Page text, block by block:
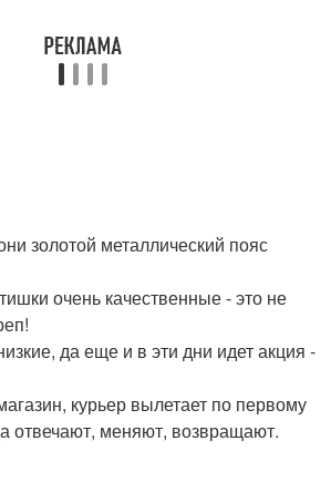
золотой металлический пояс
очень качественные - это не
да еще и в эти дни идет акция -
курьер вылетает по первому
отвечают, меняют, возвращают.